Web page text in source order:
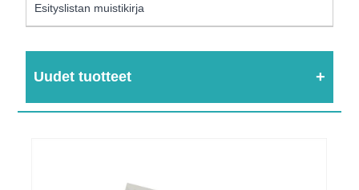
Esityslistan muistikirja
Uudet tuotteet